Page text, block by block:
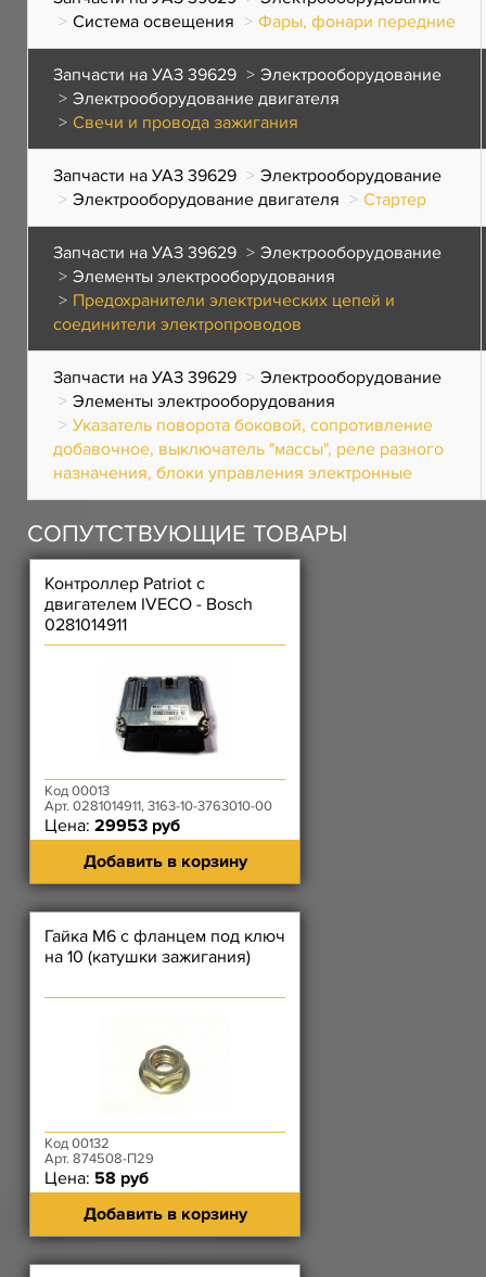
Система освещения
Фары, фонари передние
Запчасти на УАЗ 39629
Электрооборудование
Электрооборудование двигателя
Свечи и провода зажигания
Запчасти на УАЗ 39629
Электрооборудование
Электрооборудование двигателя
Стартер
Запчасти на УАЗ 39629
Электрооборудование
Элементы электрооборудования
Предохранители электрических цепей и
соединители электропроводов
Запчасти на УАЗ 39629
Электрооборудование
Элементы электрооборудования
Указатель поворота боковой, сопротивление
добавочное, выключатель "массы", реле разного
назначения, блоки управления электронные
СОПУТСТВУЮЩИЕ ТОВАРЫ
Контроллер Patriot с
двигателем IVECO - Bosch
0281014911
Код 00013
Арт. 0281014911, 3163-10-3763010-00
Цена: 29953 руб
Добавить в корзину
Гайка М6 с фланцем под ключ
на 10 (катушки зажигания)
Код 00132
Арт. 874508-П29
Цена: 58 руб
Добавить в корзину